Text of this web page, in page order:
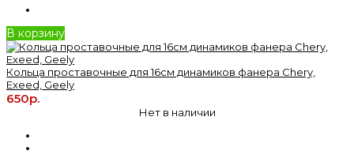
В корзину
Кольца проставочные для 16см динамиков фанера Chery,
Exeed, Geely
650р.
Нет в наличии